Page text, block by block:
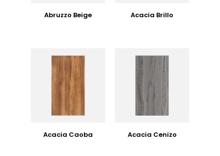
Abruzzo Beige Acacia Brillo
Acacia Caoba Acacia Cenizo